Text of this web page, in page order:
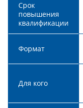
Срок
повышения
квалификации
Формат
Для кого